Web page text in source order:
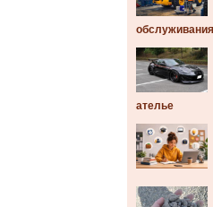
обслуживания
ателье